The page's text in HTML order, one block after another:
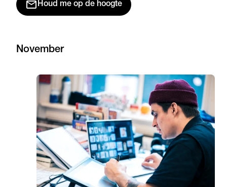
Houd me op de hoogte
November